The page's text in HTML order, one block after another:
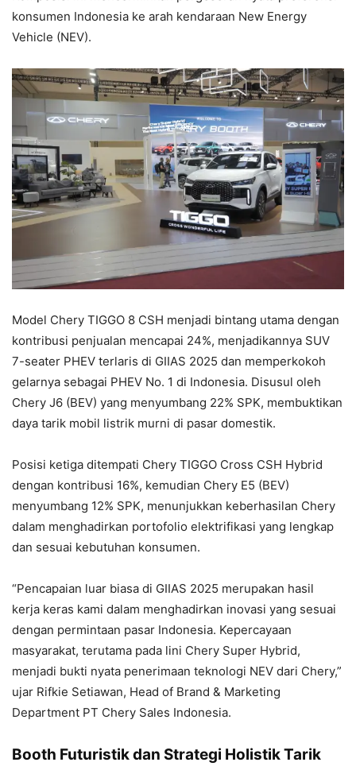
konsumen Indonesia ke arah kendaraan New Energy
Vehicle (NEV).
Model Chery TIGGO 8 CSH menjadi bintang utama dengan
kontribusi penjualan mencapai 24%, menjadikannya SUV
7-seater PHEV terlaris di GIIAS 2025 dan memperkokoh
gelarnya sebagai PHEV No. 1 di Indonesia. Disusul oleh
Chery J6 (BEV) yang menyumbang 22% SPK, membuktikan
daya tarik mobil listrik murni di pasar domestik.
Posisi ketiga ditempati Chery TIGGO Cross CSH Hybrid
dengan kontribusi 16%, kemudian Chery E5 (BEV)
menyumbang 12% SPK, menunjukkan keberhasilan Chery
dalam menghadirkan portofolio elektrifikasi yang lengkap
dan sesuai kebutuhan konsumen.
“Pencapaian luar biasa di GIIAS 2025 merupakan hasil
kerja keras kami dalam menghadirkan inovasi yang sesuai
dengan permintaan pasar Indonesia. Kepercayaan
masyarakat, terutama pada lini Chery Super Hybrid,
menjadi bukti nyata penerimaan teknologi NEV dari Chery,”
ujar Rifkie Setiawan, Head of Brand & Marketing
Department PT Chery Sales Indonesia.
Booth Futuristik dan Strategi Holistik Tarik